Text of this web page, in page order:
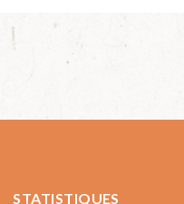
STATISTIQUES